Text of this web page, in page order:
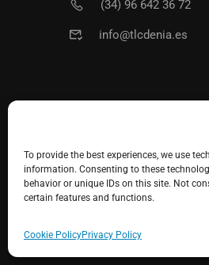
To provide the best experiences, we use
information. Consenting to these
behavior or unique IDs on this site. Not
certain features and functions.
Cookie PolicyPrivacy Policy
(34) 96 642 36 72
info@tlcdenia.es